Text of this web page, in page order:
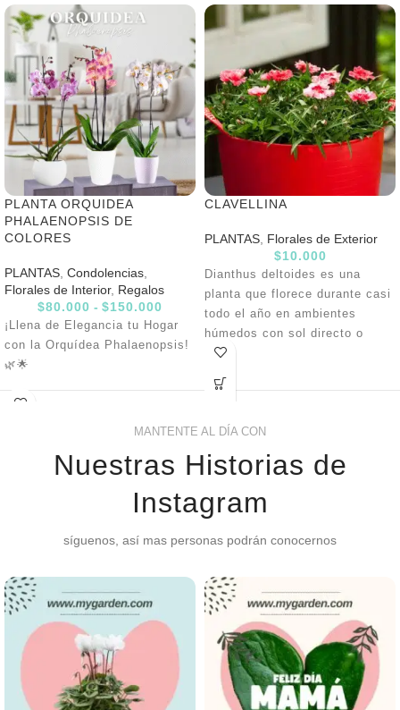
PLANTA ORQUIDEA
PHALAENOPSIS DE
COLORES
PLANTAS, Condolencias,
Florales de Interior, Regalos
$80.000 - $150.000
¡Llena de Elegancia tu Hogar
con la Orquídea Phalaenopsis!
🌿🌟
Tamaño perfecto:Altura de
varas y más de 7 flores por
planta. 💜
con la elegancia de la
¡Ordénala ahora y transforma
CLAVELLINA
PLANTAS, Florales de Exterior
$10.000
Dianthus deltoides es una
planta que florece durante casi
todo el año en ambientes
húmedos con sol directo o
semi-sombra. El riego debe
debe abonar al plantar y en
orgánico o fertilizante para
floración.
MANTENTE AL DÍA CON
Nuestras Historias de
Instagram
síguenos, así mas personas podrán conocernos